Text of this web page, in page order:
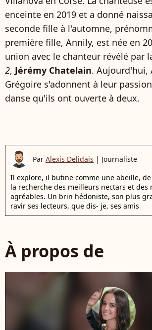
enceinte en 2019 et a donné
seconde fille à l'automne,
première fille, Annily, est née en
union avec le chanteur révélé par
2, Jérémy Chatelain. Aujourd'hui,
Grégoire s'adonnent à leur
danse qu'ils ont ouverte à deux.
Par Alexis Delidais | Journaliste
Il explore, il butine comme une abeille,
la recherche des meilleurs nectars et des
agréables. Un brin hédoniste, son plus
ravir ses lecteurs, que dis- je, ses amis
À propos de